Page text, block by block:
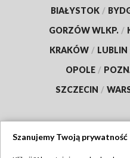
BIAŁYSTOK /
GORZÓW WLKP. /
KRAKÓW / LUBLIN
OPOLE /
SZCZECIN /
Szanujemy Twoją prywatność